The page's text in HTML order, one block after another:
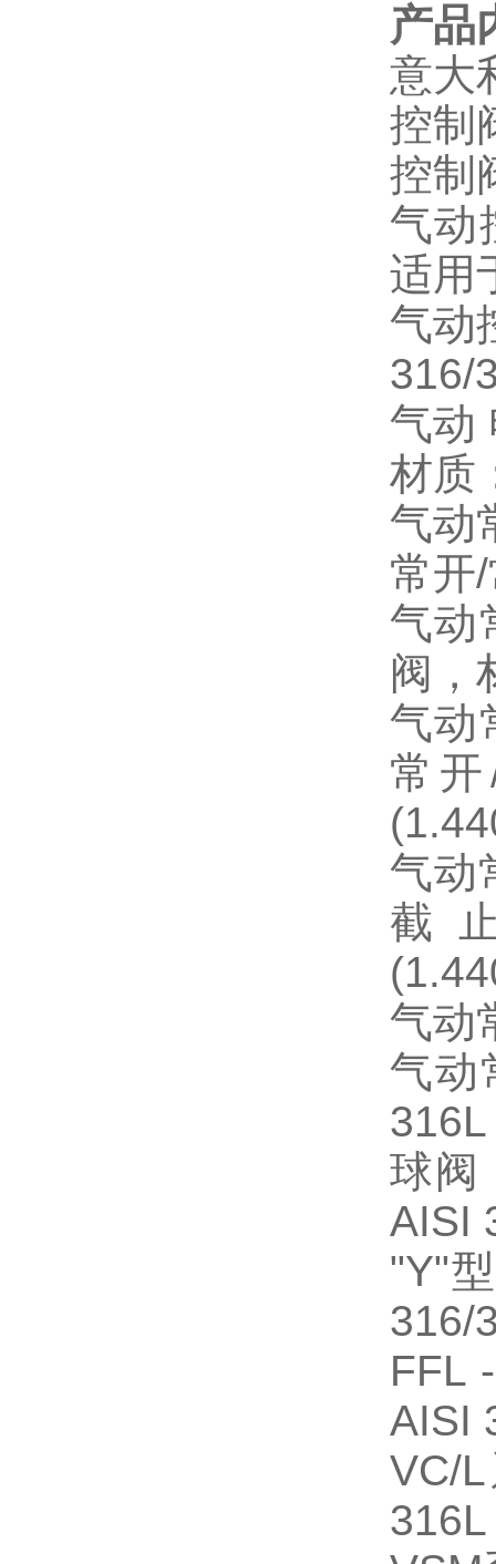
产品
意大
控制
控制
气动
适用
气动
316/
气动
材质
气动
常开/
气动
阀，
气动
常开
气动
截
气动
气动
球阀
AISI
"Y"
316/
FFL
AISI
VC/L